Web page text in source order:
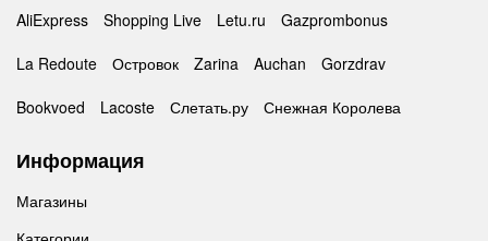
AliExpress Shopping Live Letu.ru
Gazprombonus
La Redoute
Островок Zarina Auchan
Gorzdrav
Bookvoed
Lacoste Слетать.ру Снежная Королева
Информация
Магазины